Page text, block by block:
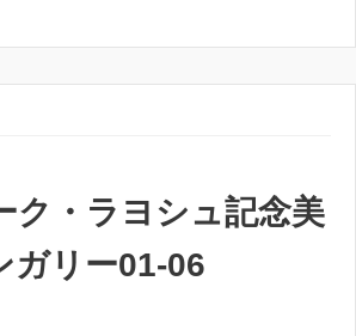
ク・ラヨシュ記念美
リー01-06